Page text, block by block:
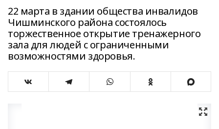
22 марта в здании общества инвалидов
Чишминского района состоялось
торжественное открытие тренажерного
зала для людей с ограниченными
возможностями здоровья.